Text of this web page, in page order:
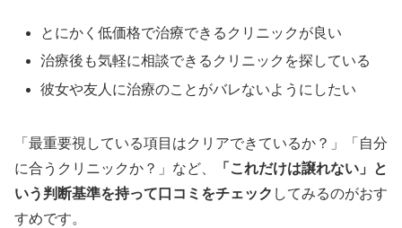
とにかく低価格で治療できるクリニックが良い
治療後も気軽に相談できるクリニックを探している
彼女や友人に治療のことがバレないようにしたい
「最重要視している項目はクリアできているか？」「自分
に合うクリニックか？」など、
「これだけは譲れない」と
いう判断基準を持って口コミをチェック してみるのがおす
すめです。